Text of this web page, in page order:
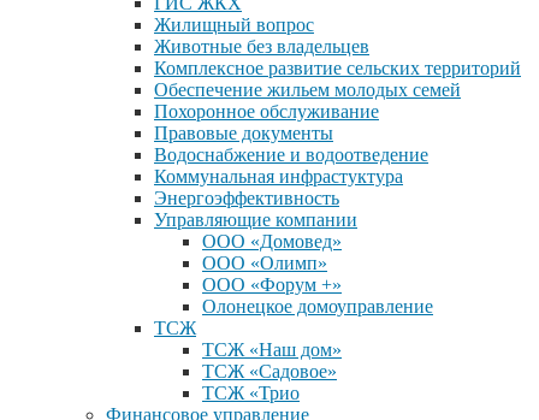
Жилищный вопрос
Животные без владельцев
Комплексное развитие сельских территорий
Обеспечение жильем молодых семей
Похоронное обслуживание
Правовые документы
Водоснабжение и водоотведение
Коммунальная инфрастуктура
Энергоэффективность
Управляющие компании
ООО «Домовед»
ООО «Олимп»
ООО «Форум +»
Олонецкое домоуправление
ТСЖ
ТСЖ «Наш дом»
ТСЖ «Садовое»
ТСЖ «Трио
Финансовое управление